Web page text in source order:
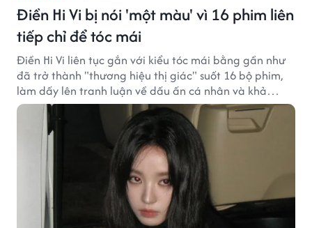
Điền Hi Vi bị nói 'một màu' vì 16 phim liên
tiếp chỉ để tóc mái
Điền Hi Vi liên tục gắn với kiểu tóc mái bằng gần như
đã trở thành "thương hiệu thị giác" suốt 16 bộ phim,
làm dấy lên tranh luận về dấu ấn cá nhân và khả
năng biến hóa trên màn ảnh.